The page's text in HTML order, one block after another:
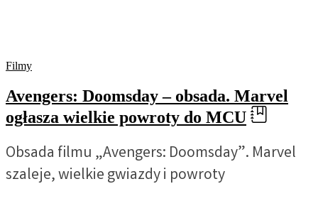
Filmy
Avengers: Doomsday – obsada. Marvel
ogłasza wielkie powroty do MCU
Obsada filmu „Avengers: Doomsday”. Marvel
szaleje, wielkie gwiazdy i powroty